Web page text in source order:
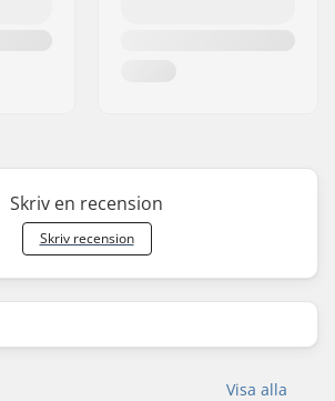
Skriv en recension
Skriv recension
Visa alla